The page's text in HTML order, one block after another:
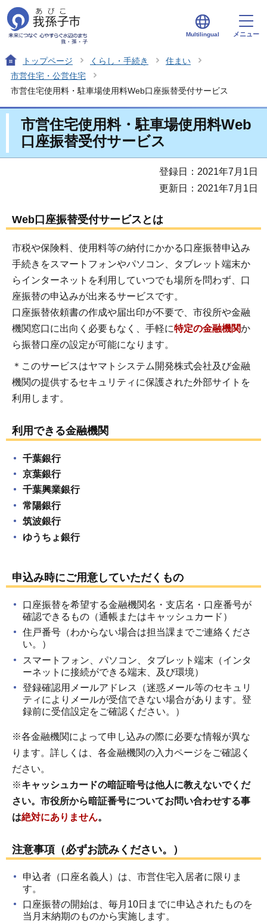
Multilingual メニュー
トップページ くらし・手続き
住まい
市営住宅・公営住宅
市営住宅使用料・駐車場使用料Web口座振替受付サービス
市営住宅使用料・駐車場使用料Web
口座振替受付サービス
登録日：2021年7月1日
更新日：2021年7月1日
Web口座振替受付サービスとは
市税や保険料、使用料等の納付にかかる口座振替申込み
手続きをスマートフォンやパソコン、タブレット端末か
らインターネットを利用していつでも場所を問わず、口
座振替の申込みが出来るサービスです。
口座振替依頼書の作成や届出印が不要で、市役所や金融
機関窓口に出向く必要もなく、手軽に特定の金融機関か
ら振替口座の設定が可能になります。
＊このサービスはヤマトシステム開発株式会社及び金融
機関の提供するセキュリティに保護された外部サイトを
利用します。
利用できる金融機関
千葉銀行
京葉銀行
千葉興業銀行
常陽銀行
筑波銀行
ゆうちょ銀行
申込み時にご用意していただくもの
口座振替を希望する金融機関名・支店名・口座番号が
確認できるもの（通帳またはキャッシュカード）
住戸番号（わからない場合は担当課までご連絡くださ
い。）
スマートフォン、パソコン、タブレット端末（インタ
ーネットに接続ができる端末、及び環境）
登録確認用メールアドレス（迷惑メール等のセキュリ
ティによりメールが受信できない場合があります。登
録前に受信設定をご確認ください。）
※各金融機関によって申し込みの際に必要な情報が異な
ります。詳しくは、各金融機関の入力ページをご確認く
ださい。
※キャッシュカードの暗証暗号は他人に教えないでくだ
さい。市役所から暗証番号についてお問い合わせする事
は絶対にありません。
注意事項（必ずお読みください。）
申込者（口座名義人）は、市営住宅入居者に限りま
す。
口座振替の開始は、毎月10日までに申込されたものを
当月末納期のものから実施します。